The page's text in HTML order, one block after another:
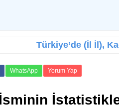
Türkiye’de (İl İl),
WhatsApp Yorum Yap